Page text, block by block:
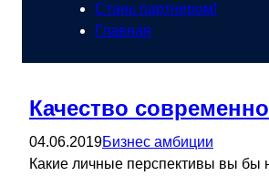
Стань партнером!
Главная
Качество
04.06.2019Бизнес амбиции
Какие личные перспективы вы бы